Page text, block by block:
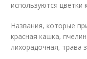
используются цветки
Названия, которые
красная кашка,
лихорадочная, трава